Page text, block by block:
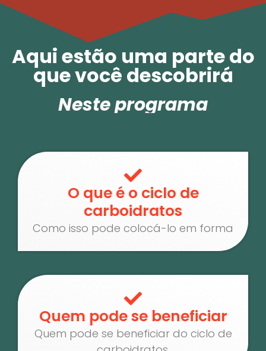
Aqui estão uma parte do
que você descobrirá
Neste programa
O que é o ciclo de
carboidratos
Como isso pode colocá-lo em forma
Quem pode se beneficiar
Quem pode se beneficiar do ciclo de